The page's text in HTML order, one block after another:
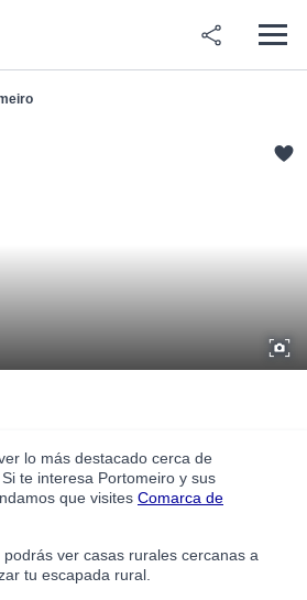
lo más destacado cerca de
te interesa Portomeiro y sus
que visites Comarca de
ver casas rurales cercanas a
tu escapada rural.